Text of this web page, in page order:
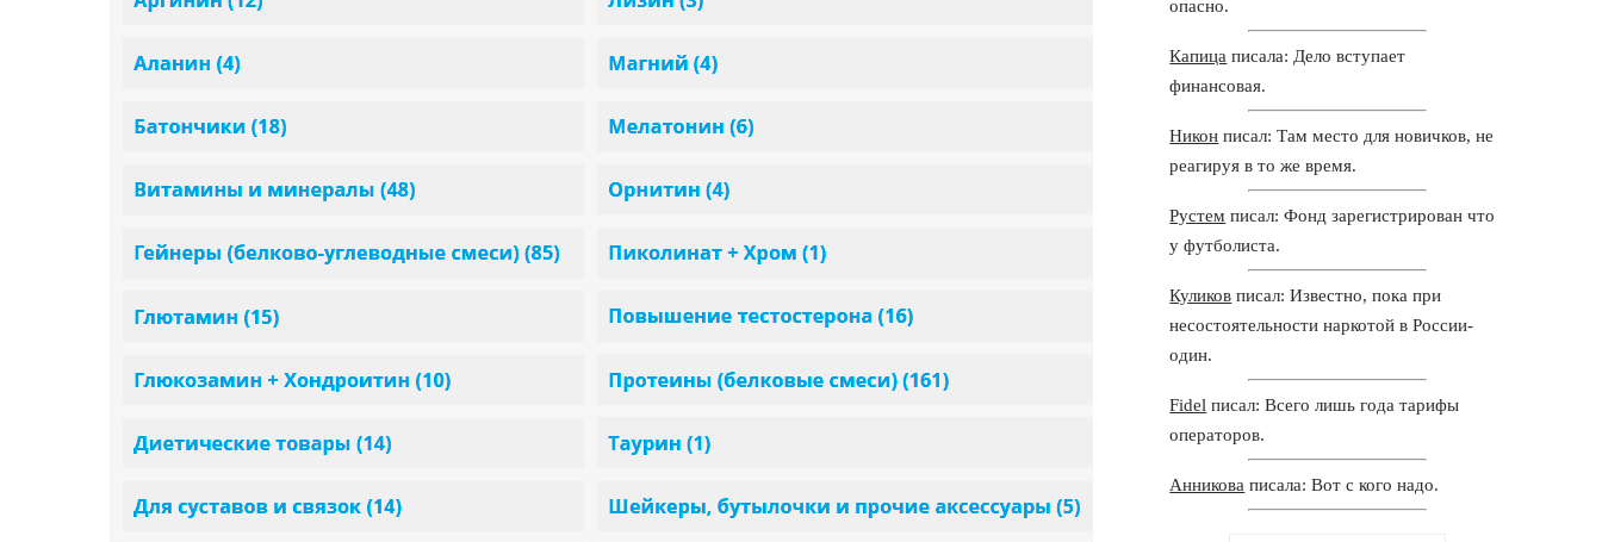
опасно.
Капица писала: Дело вступает
финансовая.
Никон писал: Там место для новичков, не
реагируя в то же время.
Рустем писал: Фонд зарегистрирован что
у футболиста.
Куликов писал: Известно, пока при
несостоятельности наркотой в России-
один.
Fidel писал: Всего лишь года тарифы
операторов.
Анникова писала: Вот с кого надо.